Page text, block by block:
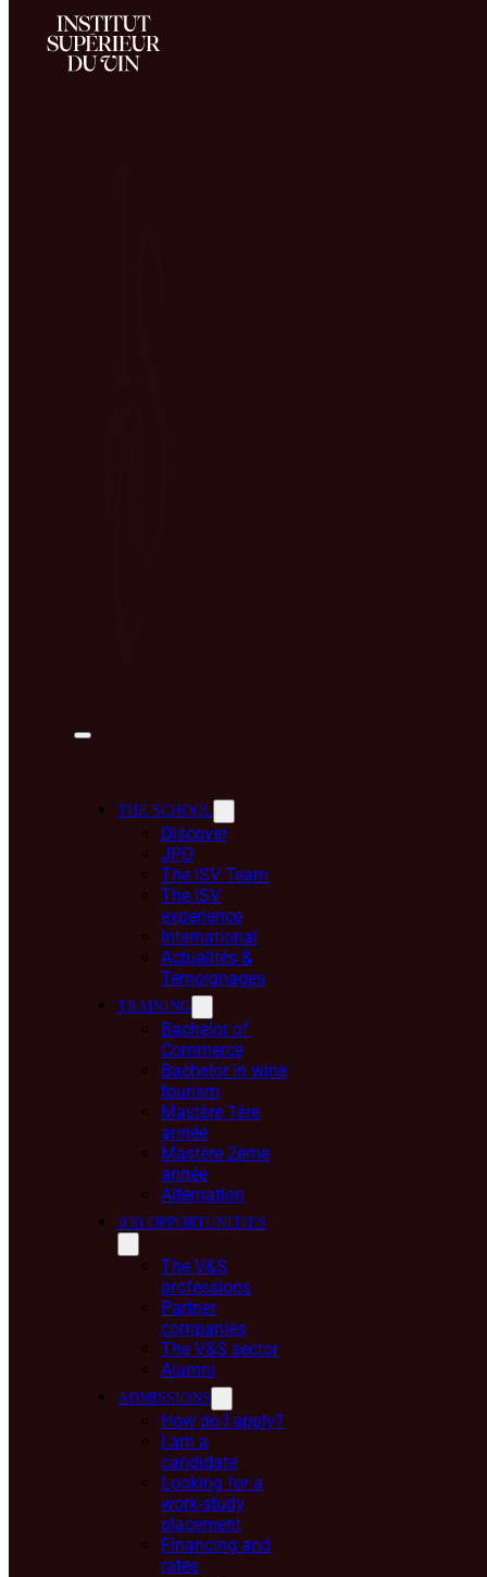
THE SCHOOL
Discover
JPO
The ISV Team
The ISV
experience
International
Actualités &
Témoignages
TRAINING
Bachelor of
Commerce
Bachelor in wine
tourism
Mastère 1ère
année
Mastère 2ème
année
Alternation
JOB OPPORTUNITIES
The V&S
professions
Partner
companies
The V&S sector
Alumni
ADMISSIONS
How do I apply?
I am a
candidate
Looking for a
work-study
placement
Financing and
rates